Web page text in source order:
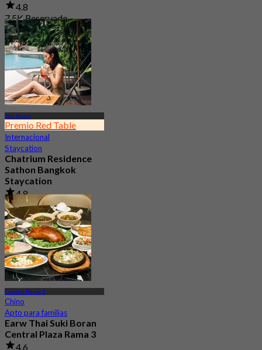
4.8
7.5K Reservado
Desde฿ 999
Yan Nawa
Premio Red Table
Internacional
Staycation
Chatrium Residence
Sathon Bangkok
Staycation
4.8
6.1K Reservado
Desde฿ 2,215
Central Rama 3
Chino
Apto para familias
Earw Thai Suki Boran
Central Plaza Rama 3
4.6